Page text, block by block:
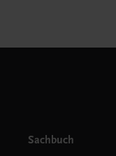
Sachbuch